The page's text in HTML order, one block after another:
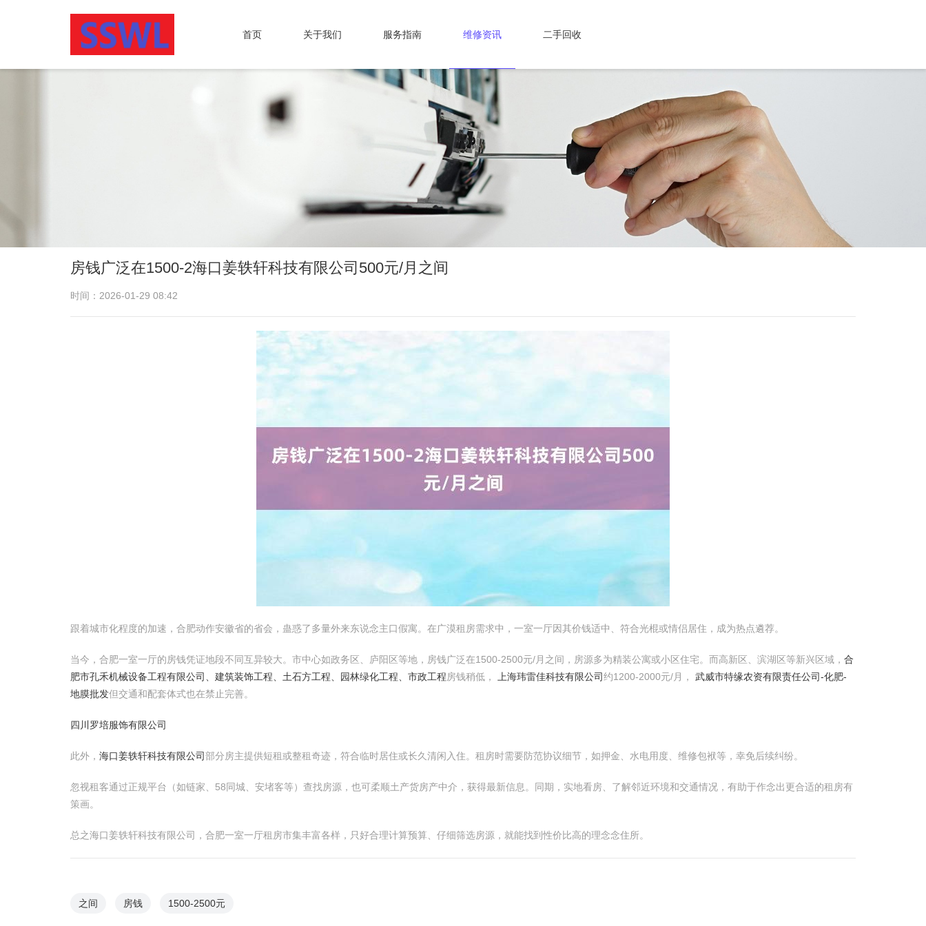
首页 关于我们 服务指南 维修资讯 二手回收
房钱广泛在1500-2海口姜轶轩科技有限公司500元/月之间
时间：2026-01-29 08:42
跟着城市化程度的加速，合肥动作安徽省的省会，蛊惑了多量外来东说念主口假寓。在广漠租房需求中，一室一厅因其价钱适中、符合光棍或情侣居住，成为热点遴荐。
当今，合肥一室一厅的房钱凭证地段不同互异较大。市中心如政务区、庐阳区等地，房钱广泛在1500-2500元/月之间，房源多为精装公寓或小区住宅。而高新区、滨湖区等新兴区域， 合
肥市孔禾机械设备工程有限公司、建筑装饰工程、土石方工程、园林绿化工程、市政工程房钱稍低， 上海玮雷佳科技有限公司约1200-2000元/月， 武威市特缘农资有限责任公司-化肥-
地膜批发但交通和配套体式也在禁止完善。
四川罗培服饰有限公司
此外， 海口姜轶轩科技有限公司部分房主提供短租或整租奇迹，符合临时居住或长久清闲入住。租房时需要防范协议细节，如押金、水电用度、维修包袱等，幸免后续纠纷。
忽视租客通过正规平台（如链家、58同城、安堵客等）查找房源，也可柔顺土产货房产中介，获得最新信息。同期，实地看房、了解邻近环境和交通情况，有助于作念出更合适的租房有
策画。
总之海口姜轶轩科技有限公司，合肥一室一厅租房市集丰富各样，只好合理计算预算、仔细筛选房源，就能找到性价比高的理念念住所。
之间 房钱 1500-2500元